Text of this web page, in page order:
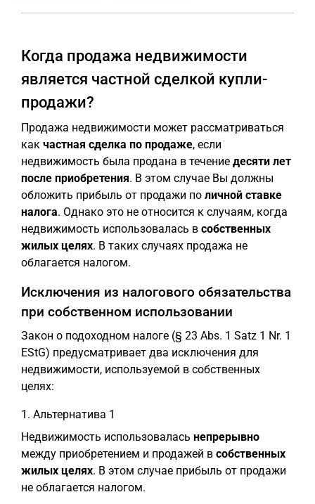
Когда продажа недвижимости
является частной сделкой купли-
продажи?
Продажа недвижимости может рассматриваться
как частная сделка по продаже, если
недвижимость была продана в течение десяти лет
после приобретения. В этом случае Вы должны
обложить прибыль от продажи по личной ставке
налога. Однако это не относится к случаям, когда
недвижимость использовалась в собственных
жилых целях. В таких случаях продажа не
облагается налогом.
Исключения из налогового обязательства
при собственном использовании
Закон о подоходном налоге (§ 23 Abs. 1 Satz 1 Nr. 1
EStG) предусматривает два исключения для
недвижимости, используемой в собственных
целях:
1. Альтернатива 1
Недвижимость использовалась непрерывно
между приобретением и продажей в собственных
жилых целях. В этом случае прибыль от продажи
не облагается налогом.